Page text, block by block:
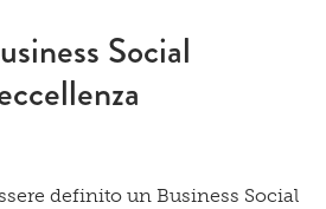
Social
definito un Business Social